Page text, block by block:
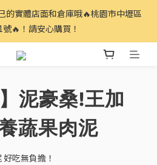
的實體店面和倉庫哦🔥桃園市中壢區
🔥！請安心購買！
泥豪桑!王加
蔬果肉泥
吃無負擔！